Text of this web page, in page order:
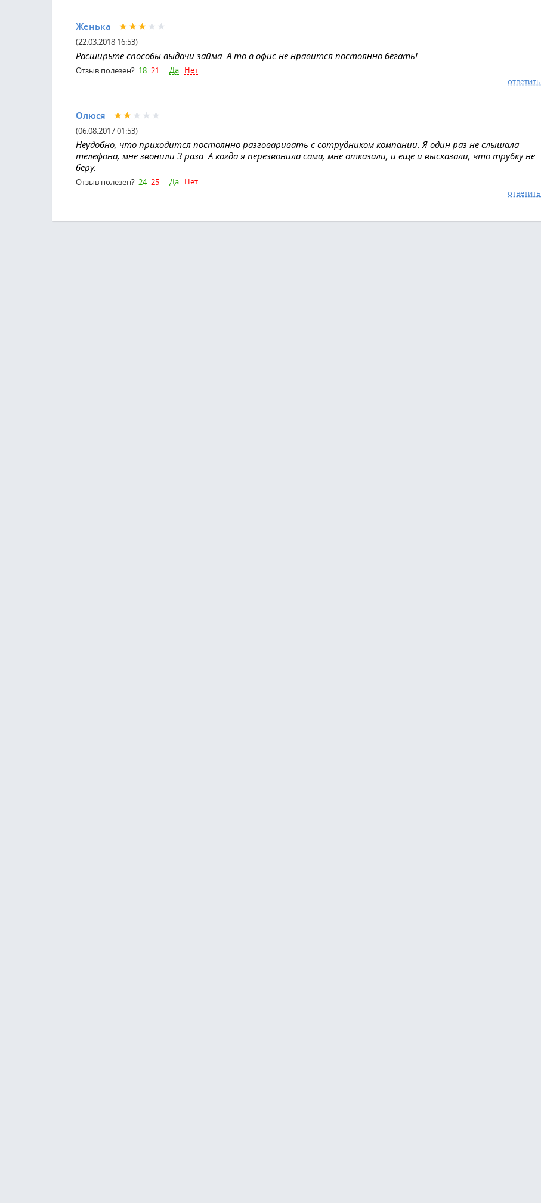
Женька
(22.03.2018 16:53)
Расширьте способы выдачи займа. А то в офис не нравится постоянно бегать!
Отзыв полезен? 18 21 Да Нет
ответить
Олюся
(06.08.2017 01:53)
Неудобно, что приходится постоянно разговаривать с сотрудником компании. Я один раз не слышала
телефона, мне звонили 3 раза. А когда я перезвонила сама, мне отказали, и еще и высказали, что трубку не
беру.
Отзыв полезен? 24 25 Да Нет
ответить